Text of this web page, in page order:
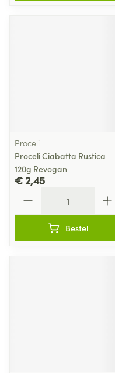
Proceli
Proceli Ciabatta Rustica
120g Revogan
€ 2,45
Bestel